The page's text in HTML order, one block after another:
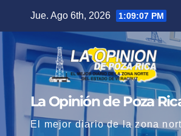
contenido
Jue. Ago 6th, 2026 1:09:09 PM
La Opinión de Poza
El mejor diario de la zona